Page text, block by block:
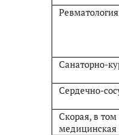
Ревматология
Санаторно-
Сердечно-
Скорая, в